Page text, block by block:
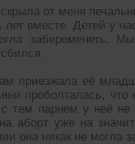
от меня
лет вместе. Детей у
забеременеть. Мы
приезжала её
проболталась,
тем парнем у неё не
аборт уже на
она никак не могла